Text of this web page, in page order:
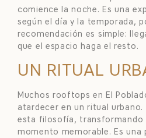
comience la noche. Es una
según el día y la temporada,
recomendación es simple:
que el espacio haga el resto.
UN RITUAL
Muchos rooftops en El
atardecer en un ritual
esta filosofía, transformando
momento memorable. Es una